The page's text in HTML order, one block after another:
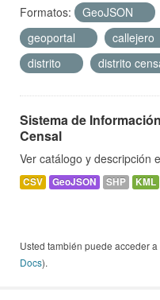
Formatos:
GeoJSON
geoportal
callejero
distrito
distrito
Sistema de
Censal
Ver catálogo y descripción
CSV GeoJSON SHP KML
Usted también puede acceder
Docs).